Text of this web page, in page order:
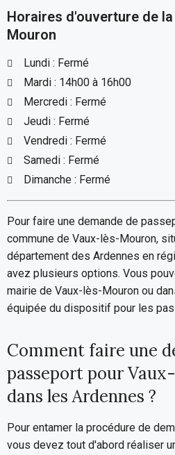
Horaires d'ouverture de
Mouron
Lundi : Fermé
Mardi : 14h00 à 16h00
Mercredi : Fermé
Jeudi : Fermé
Vendredi : Fermé
Samedi : Fermé
Dimanche : Fermé
Pour faire une demande de
commune de Vaux-lès-Mouron,
département des Ardennes en
avez plusieurs options. Vous
mairie de Vaux-lès-Mouron ou
équipée du dispositif pour les
Comment faire une
passeport pour
dans les Ardennes ?
Pour entamer la procédure de
vous devez tout d'abord réaliser